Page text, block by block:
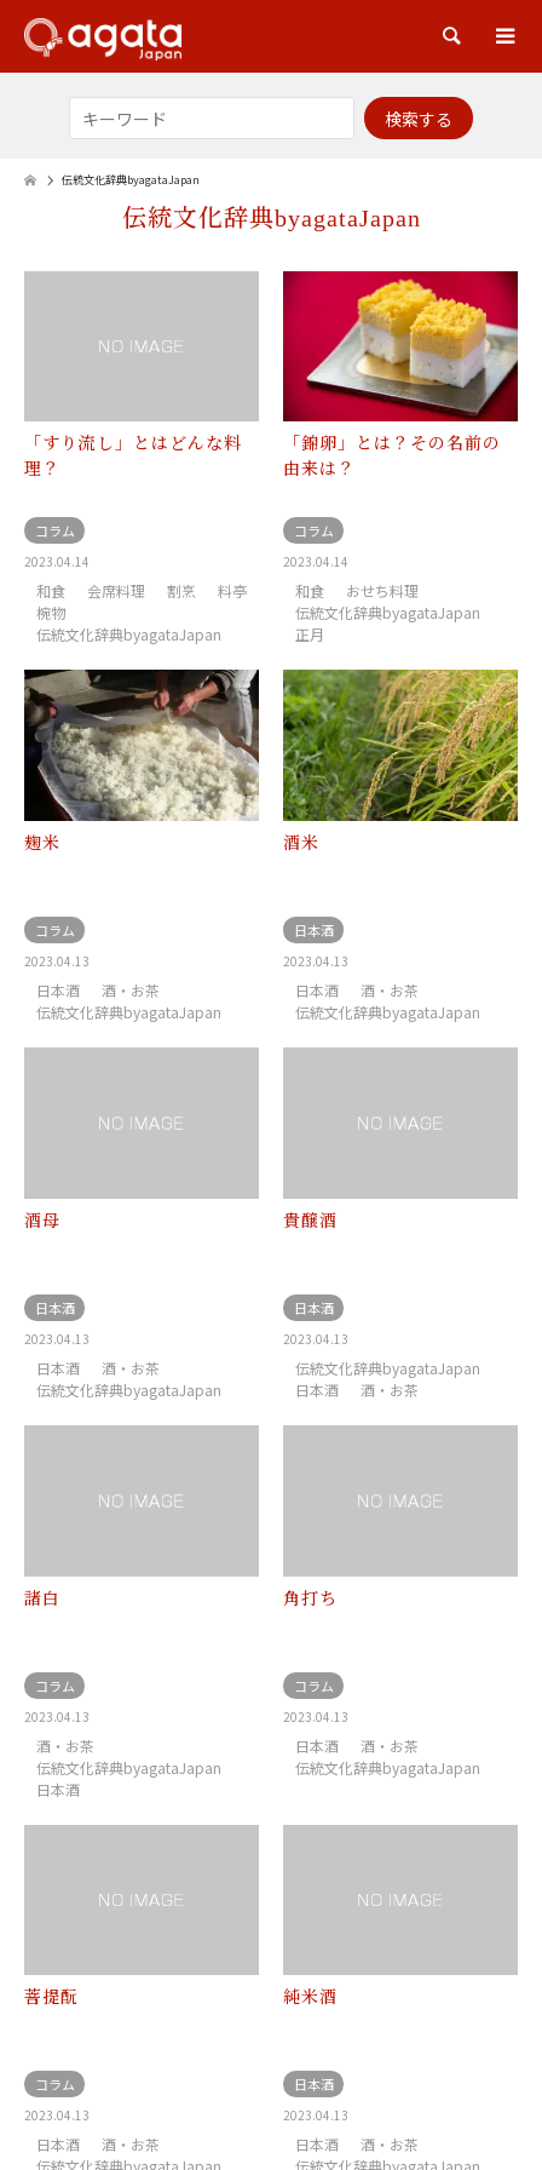
検索
伝統文化辞典byagataJapan
伝統文化辞典byagataJapan
「すり流し」とはどんな料
理？
コラム
2023.04.14
和食 会席料理 割烹
料亭
椀物
伝統文化辞典byagataJapan
「錦卵」とは？その名前の
由来は？
コラム
2023.04.14
和食
おせち料理
伝統文化辞典byagataJapan
正月
麹米
コラム
2023.04.13
日本酒
酒・お茶
伝統文化辞典byagataJapan
酒米
日本酒
2023.04.13
日本酒
酒・お茶
伝統文化辞典byagataJapan
酒母
日本酒
2023.04.13
日本酒
酒・お茶
伝統文化辞典byagataJapan
貴醸酒
日本酒
2023.04.13
伝統文化辞典byagataJapan
日本酒
酒・お茶
諸白
コラム
2023.04.13
酒・お茶
伝統文化辞典byagataJapan
日本酒
角打ち
コラム
2023.04.13
日本酒
酒・お茶
伝統文化辞典byagataJapan
菩提酛
コラム
2023.04.13
日本酒
酒・お茶
純米酒
日本酒
2023.04.13
日本酒
酒・お茶